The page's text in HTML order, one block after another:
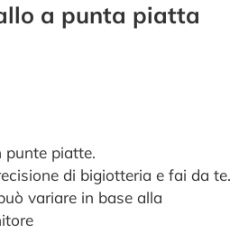
a punta piatta
punte piatte.
di bigiotteria e fai da te.
variare in base alla